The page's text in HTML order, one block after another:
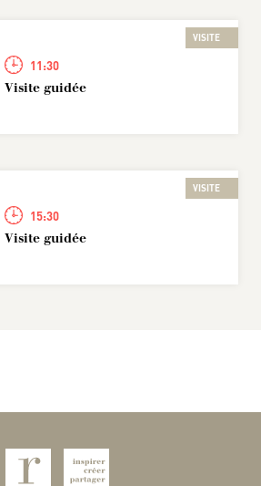
11:30
VISITE
Visite guidée
15:30
VISITE
Visite guidée